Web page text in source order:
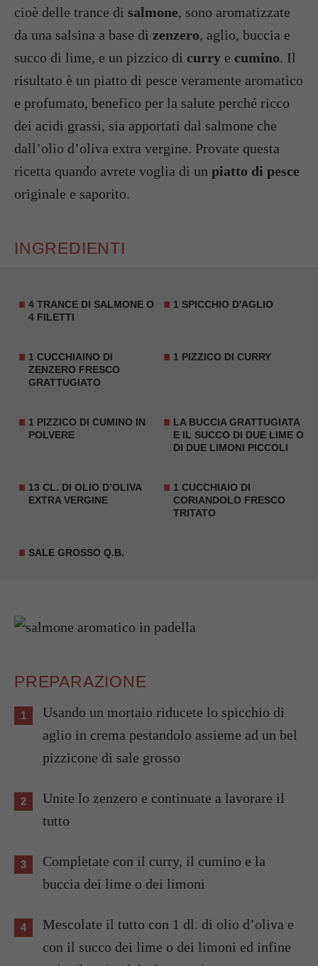
cioè delle trance di salmone, sono aromatizzate
da una salsina a base di zenzero, aglio, buccia e
succo di lime, e un pizzico di curry e cumino. Il
risultato è un piatto di pesce veramente aromatico
e profumato, benefico per la salute perché ricco
dei acidi grassi, sia apportati dal salmone che
dall’olio d’oliva extra vergine. Provate questa
ricetta quando avrete voglia di un piatto di pesce
originale e saporito.
INGREDIENTI
4 TRANCE DI SALMONE O
4 FILETTI
1 SPICCHIO D'AGLIO
1 CUCCHIAINO DI
ZENZERO FRESCO
GRATTUGIATO
1 PIZZICO DI CURRY
1 PIZZICO DI CUMINO IN
POLVERE
LA BUCCIA GRATTUGIATA
E IL SUCCO DI DUE LIME O
DI DUE LIMONI PICCOLI
13 CL. DI OLIO D’OLIVA
EXTRA VERGINE
1 CUCCHIAIO DI
CORIANDOLO FRESCO
TRITATO
SALE GROSSO Q.B.
PREPARAZIONE
Usando un mortaio riducete lo spicchio di
aglio in crema pestandolo assieme ad un bel
pizzicone di sale grosso
Unite lo zenzero e continuate a lavorare il
tutto
Completate con il curry, il cumino e la
buccia dei lime o dei limoni
Mescolate il tutto con 1 dl. di olio d’oliva e
con il succo dei lime o dei limoni ed infine